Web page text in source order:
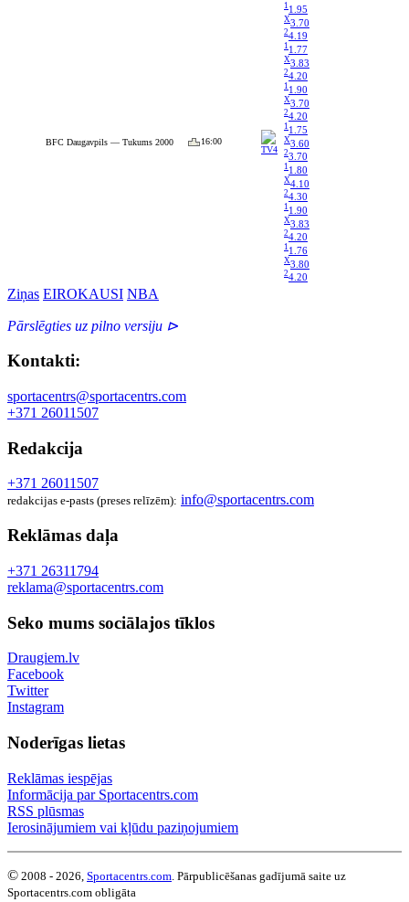
BFC Daugavpils — Tukums 2000 16:00
1 1.95
X3.70
24.19
1 1.77
X3.83
24.20
1 1.90
X3.70
24.20
1 1.75
X3.60
23.70
1 1.80
X4.10
24.30
1 1.90
X3.83
24.20
1 1.76
X3.80
24.20
Ziņas EIROKAUSI NBA
Pārslēgties uz pilno versiju ⊳
Kontakti:
sportacentrs@sportacentrs.com
+371 26011507
Redakcija
+371 26011507
redakcijas e-pasts (preses relīzēm): info@sportacentrs.com
Reklāmas daļa
+371 26311794
reklama@sportacentrs.com
Seko mums sociālajos tīklos
Draugiem.lv
Facebook
Twitter
Instagram
Noderīgas lietas
Reklāmas iespējas
Informācija par Sportacentrs.com
RSS plūsmas
Ierosinājumiem vai kļūdu paziņojumiem
© 2008 - 2026, Sportacentrs.com . Pārpublicēšanas gadījumā saite uz
Sportacentrs.com obligāta